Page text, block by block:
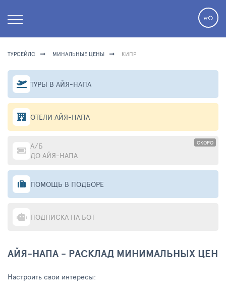
ТУРСЕЙЛС МИНАЛЬНЫЕ ЦЕНЫ КИПР
ТУРЫ В АЙЯ-НАПА
ОТЕЛИ АЙЯ-НАПА
СКОРО
А/Б
ДО АЙЯ-НАПА
ПОМОЩЬ В ПОДБОРЕ
ПОДПИСКА НА БОТ
АЙЯ-НАПА - РАСКЛАД МИНИМАЛЬНЫХ ЦЕН
Настроить свои интересы: